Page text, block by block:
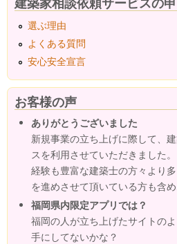
選ぶ理由
よくある質問
安心安全宣言
お客様の声
ありがとうございました
新規事業の立ち上げに際して、
スを利用させていただきました。
経験も豊富な建築士の方々より
を進めさせて頂いている方も含
福岡県内限定アプリでは？
福岡の人が立ち上げたサイトの
手にしてないかな？